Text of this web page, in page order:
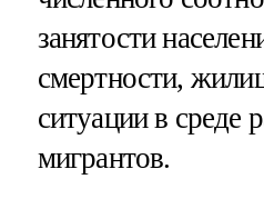
занятости
смертности,
ситуации в среде
мигрантов.